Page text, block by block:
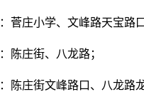
菅庄小学、文峰路天宝路
陈庄街、八龙路；
陈庄街文峰路口、八龙路